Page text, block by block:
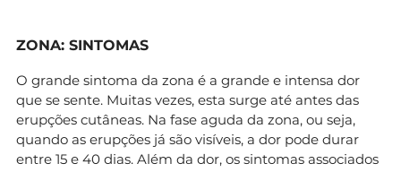
ZONA: SINTOMAS
O grande sintoma da zona é a grande e intensa dor
que se sente. Muitas vezes, esta surge até antes das
erupções cutâneas. Na fase aguda da zona, ou seja,
quando as erupções já são visíveis, a dor pode durar
entre 15 e 40 dias. Além da dor, os sintomas associados